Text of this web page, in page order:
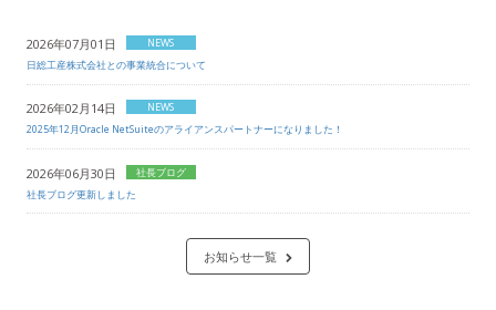
2026年07月01日
NEWS
日総工産株式会社との事業統合について
2026年02月14日
NEWS
2025年12月Oracle NetSuiteのアライアンスパートナーになりました！
2026年06月30日
社長ブログ
社長ブログ更新しました
お知らせ一覧